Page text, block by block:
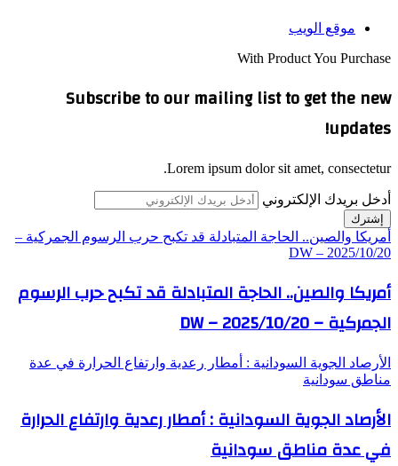
موقع الويب
With Product You Purchase
Subscribe to our mailing list to get the new
updates!
Lorem ipsum dolor sit amet, consectetur.
أدخل بريدك الإلكتروني
أمريكا والصين.. الحاجة المتبادلة قد تكبح حرب الرسوم الجمركية –
DW – 2025/10/20
أمريكا والصين.. الحاجة المتبادلة قد تكبح حرب الرسوم
الجمركية – DW – 2025/10/20
الأرصاد الجوية السودانية : أمطار رعدية وارتفاع الحرارة في عدة
مناطق سودانية
الأرصاد الجوية السودانية : أمطار رعدية وارتفاع الحرارة
في عدة مناطق سودانية